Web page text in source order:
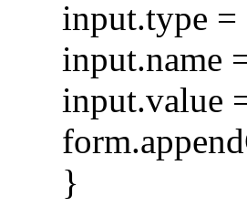
input.type =
input.name
input.value
}